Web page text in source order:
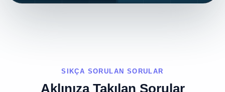
SIKÇA SORULAN SORULAR
Aklınıza Takılan Sorular